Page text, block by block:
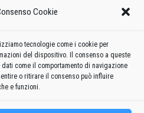
Cookie
tecnologie come i cookie per
del dispositivo. Il consenso a queste
come il comportamento di navigazione
o ritirare il consenso può influire
e funzioni.